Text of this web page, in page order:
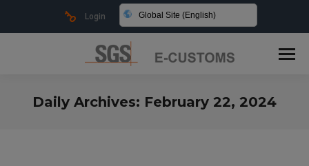
Login Global Site (English)
Daily Archives: February 22, 2024